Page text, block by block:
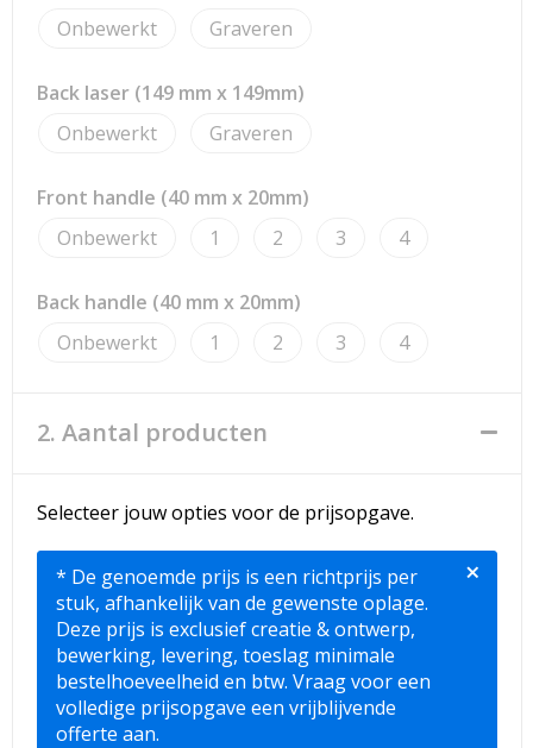
Waterbestendige tassen
Duffeltassen
Autotassen
Goodiebags
Onbewerkt
Graveren
Back laser (149 mm x 149mm)
Onbewerkt
Graveren
Front handle (40 mm x 20mm)
Onbewerkt
1 2 3 4
Back handle (40 mm x 20mm)
Onbewerkt
1 2 3 4
2. Aantal producten
Selecteer jouw opties voor de prijsopgave.
* De genoemde prijs is een richtprijs per
stuk, afhankelijk van de gewenste oplage.
Deze prijs is exclusief creatie & ontwerp,
bewerking, levering, toeslag minimale
bestelhoeveelheid en btw. Vraag voor een
volledige prijsopgave een vrijblijvende
offerte aan.
×